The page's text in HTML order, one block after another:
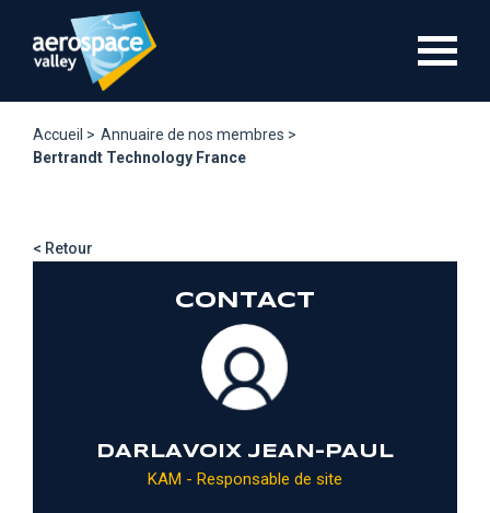
contenu
Accueil > Annuaire de nos membres >
Bertrandt Technology France
< Retour
CONTACT
DARLAVOIX JEAN-PAUL
KAM - Responsable de site